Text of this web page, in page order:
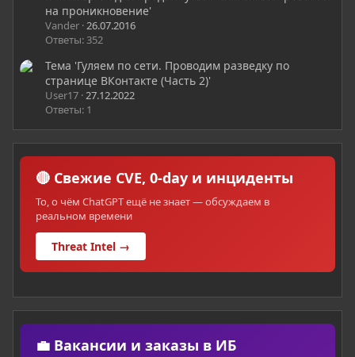
на проникновение'
Vander 26.07.2016
Ответы: 352
Тема 'Гуляем по сети. Проводим разведку по
странице ВКонтакте (Часть 2)'
User17 27.12.2022
Ответы: 1
🔴 Свежие CVE, 0-day и инциденты
То, о чём ChatGPT ещё не знает — обсуждаем в
реальном времени
Threat Intel →
💼 Вакансии и заказы в ИБ